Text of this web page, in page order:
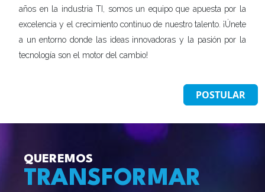
años en la industria TI, somos un equipo que apuesta por la
excelencia y el crecimiento continuo de nuestro talento. ¡Únete
a un entorno donde las ideas innovadoras y la pasión por la
tecnología son el motor del cambio!​
POSTULAR
QUEREMOS
TRANSFORMAR